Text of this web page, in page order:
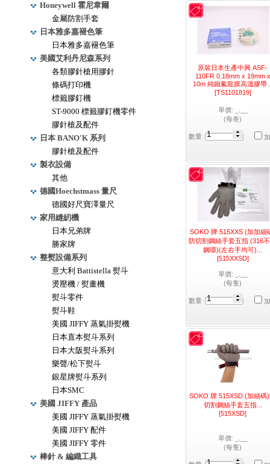
Honeywell 霍尼韋爾
金屬防割手套
日本雅多嘉褪色筆
日本雅多嘉褪色筆
美國艾利丹尼森系列
各類膠針槍用膠針
條碼打印機
標籤膠釘機
ST-9000 標籤膠釘機零件
膠針槍及配件
日本 BANO'K 系列
膠針槍及配件
製衣設備
其他
德國Hoechstmass 量尺
德國好尺寶澤量尺
家用縫紉機
日本兄弟牌
勝家牌
整熨設備系列
意大利 Battistella 熨斗
燙壓機 / 熨畫機
熨斗零件
熨斗鞋
美國 JIFFY 蒸氣掛熨機
日本直本熨斗系列
日本大阪熨斗系列
樂聲/松下熨斗
銀星牌熨斗系列
日本SMC
美國 JIFFY 產品
美國 JIFFY 蒸氣掛熨機
美國 JIFFY 配件
美國 JIFFY 零件
棒針 & 編織工具
原裝日本生產中興 ASF-
110FR 0.18mm x 19mm x
10m 純鐵氟龍膜高溫膠帶
[TS1101819]
單價: _.__
(每卷)
數量
SOKO 牌 515XXS (加加細
防切割鋼絲手套五指 (316
鋼環)(左右手均可)...
[515XXSD]
單價: _.__
(每隻)
數量
SOKO 牌 515XSD (加細碼
切割鋼絲手套五指...
[515XSD]
單價: _.__
(每隻)